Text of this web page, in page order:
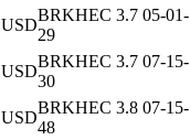
USD
BRKHEC 3.7 05-01-
29
USD
BRKHEC 3.7 07-15-
30
USD
BRKHEC 3.8 07-15-
48